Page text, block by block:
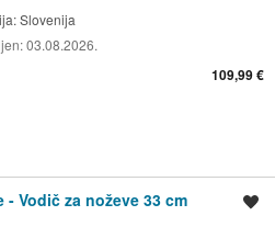
Slovenija
03.08.2026.
109,99 €
Vodič za noževe 33 cm